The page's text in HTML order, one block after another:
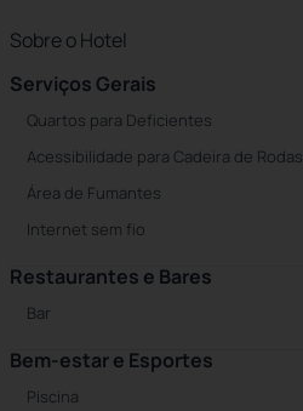
Sobre o Hotel
Serviços Gerais
Quartos para Deficientes
Acessibilidade para Cadeira de Rodas
Área de Fumantes
Internet sem fio
Restaurantes e Bares
Bar
Bem-estar e Esportes
Piscina